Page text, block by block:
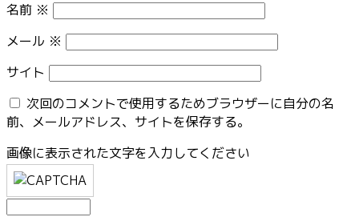
名前 ※
メール ※
サイト
次回のコメントで使用するためブラウザーに自分の名
前、メールアドレス、サイトを保存する。
画像に表示された文字を入力してください